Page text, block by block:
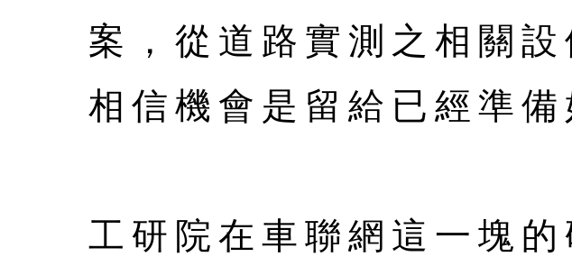
案，從道路實測之相關
相信機會是留給已經準備
工研院在車聯網這一塊